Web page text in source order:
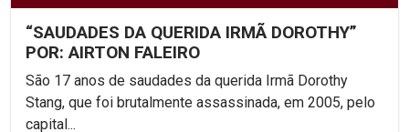
“SAUDADES DA QUERIDA IRMÃ DOROTHY”
POR: AIRTON FALEIRO
São 17 anos de saudades da querida Irmã Dorothy
Stang, que foi brutalmente assassinada, em 2005, pelo
capital...